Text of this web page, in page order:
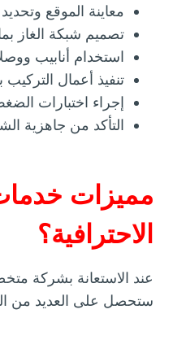
معاينة الموقع
تصميم شبكة الغاز
استخدام أنابيب
تنفيذ أعمال
إجراء اختبارات
التأكد من جاهزية
مميزات خدمات
الاحترافية؟
عند الاستعانة بشركة
ستحصل على العديد من